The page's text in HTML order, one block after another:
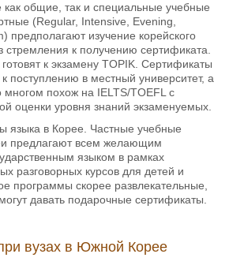
как общие, так и специальные учебные
(Regular, Intensive, Evening,
предполагают изучение корейского
стремления к получению сертификата.
к экзамену TOPIK. Сертификаты
поступлению в местный университет, а
похож на IELTS/TOEFL с
оценки уровня знаний экзаменуемых.
языка в Корее. Частные учебные
предлагают всем желающим
языком в рамках
разговорных курсов для детей и
программы скорее развлекательные,
давать подарочные сертификаты.
вузах в Южной Корее